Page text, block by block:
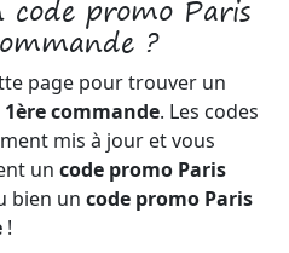
code promo Paris
?
page pour trouver un
commande. Les codes
mis à jour et vous
un code promo Paris
bien un code promo Paris
!